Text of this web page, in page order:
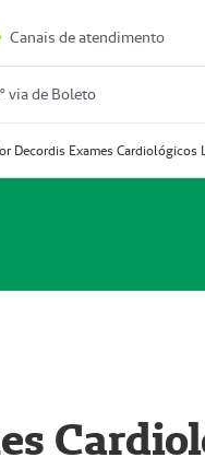
Canais de atendimento
via de Boleto